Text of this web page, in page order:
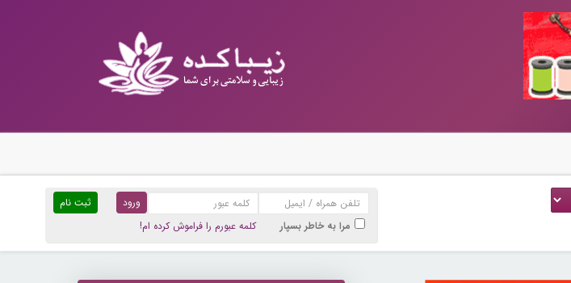
ثبت نام
مرا به خاطر بسپار
کلمه عبورم را فراموش کرده ام!